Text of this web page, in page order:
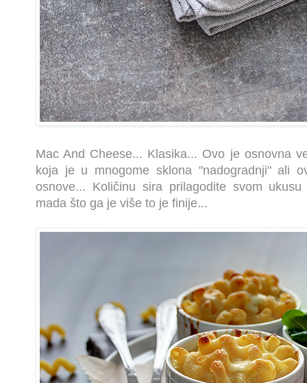
Mac And Cheese... Klasika... Ovo je osnovna
koja je u mnogome sklona "nadogradnji" ali
osnove... Količinu sira prilagodite svom
mada što ga je više to je finije...